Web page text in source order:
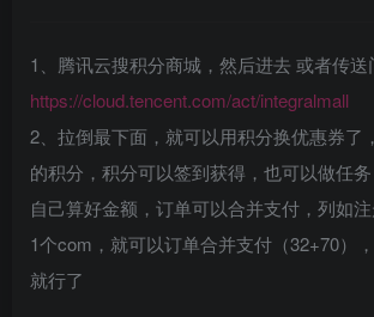
1、腾讯云搜积分商城，然后进去 或者传送
https://cloud.tencent.com/act/integralmall
2、拉倒最下面，就可以用积分换优惠券了
的积分，积分可以签到获得，也可以做任务
自己算好金额，订单可以合并支付，列如
1个com，就可以订单合并支付（32+70）
就行了